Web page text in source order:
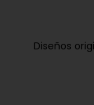
Diseños